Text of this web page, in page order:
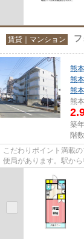
賃貸｜マンション
熊
熊
熊
熊
築
階
こだわりポイント満載
便局があります。駅か